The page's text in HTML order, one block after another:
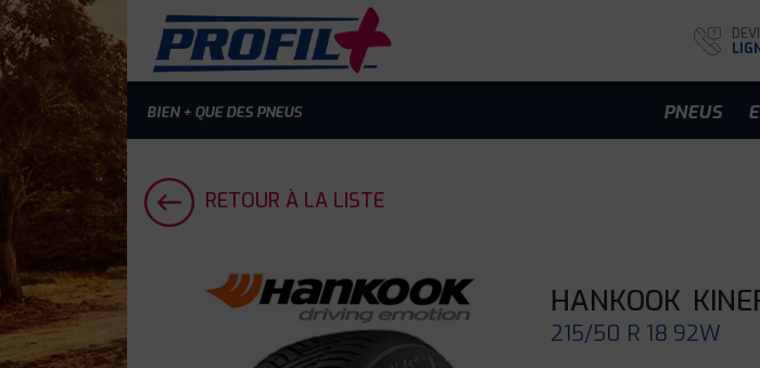
BIEN + QUE DES PNEUS PNEUS
RETOUR À LA LISTE
HANKOOK
215/50 R 18 92W